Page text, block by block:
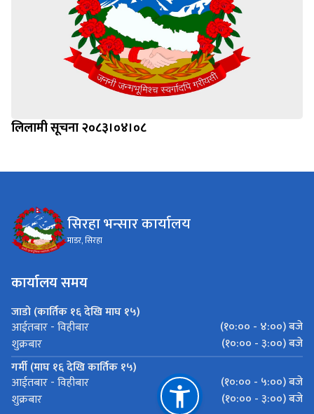
लिलामी सूचना २०८३।०४।०८
सिरहा भन्सार कार्यालय
माडर, सिरहा
कार्यालय समय
जाडो (कार्तिक १६ देखि माघ १५)
आईतबार - विहीबार
(१०:०० - ४:००) बजे
शुक्रबार
(१०:०० - ३:००) बजे
गर्मी (माघ १६ देखि कार्तिक १५)
आईतबार - विहीबार
(१०:०० - ५:००) बजे
शुक्रबार
(१०:०० - ३:००) बजे